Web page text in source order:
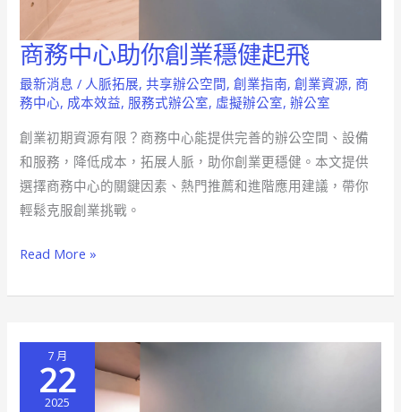
商務中心助你創業穩健起飛
最新消息 / 人脈拓展,共享辦公空間,創業指南,創業資源, 商
務中心, 成本效益, 服務式辦公室, 虛擬辦公室,辦公室
創業初期資源有限？商務中心能提供完善的辦公空間、設備
和服務，降低成本，拓展人脈，助你創業更穩健。本文提供
選擇商務中心的關鍵因素、熱門推薦和進階應用建議，帶你
輕鬆克服創業挑戰。
商
務
中
助
你
創
業
起
Read More »
7 月
22
2025